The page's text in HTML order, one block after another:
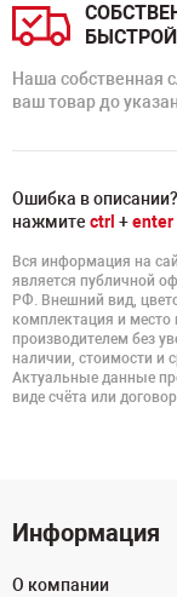
Наша собственная
ваш товар до
Ошибка в
нажмите ctrl +enter
Вся информация на
является публичной
РФ. Внешний вид,
комплектация и
производителем без
наличии, стоимости и
Актуальные данные
виде счёта или
Информация
О компании